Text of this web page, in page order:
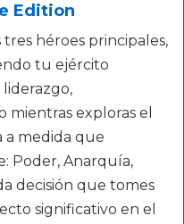
Edition
héroes principales,
tu ejército
mientras exploras el
a medida que
Poder, Anarquía,
decisión que tomes
significativo en el